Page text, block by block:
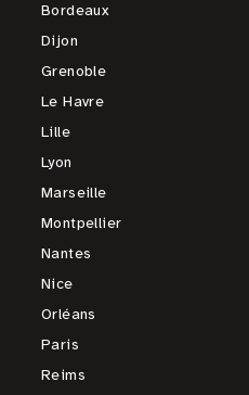
Bordeaux
Dijon
Grenoble
Le Havre
Lille
Lyon
Marseille
Montpellier
Nantes
Nice
Orléans
Paris
Reims